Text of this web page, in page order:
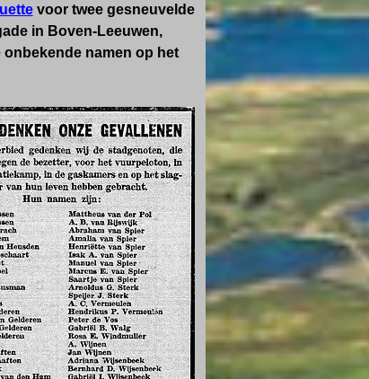
voor twee gesneuvelde
in Boven-Leeuwen,
namen op het